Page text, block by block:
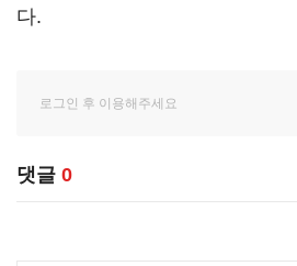
다.
댓글 0